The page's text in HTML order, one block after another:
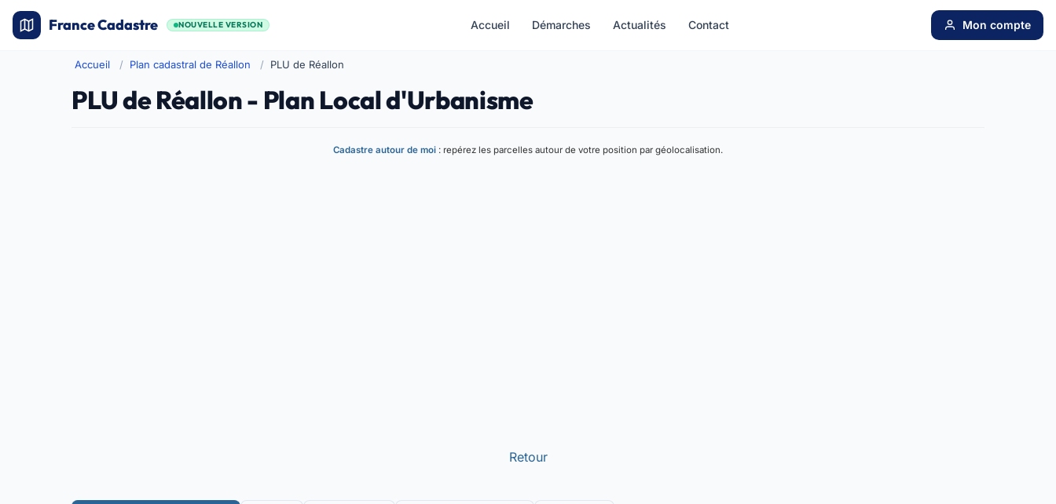
France Cadastre NOUVELLE VERSION Accueil Démarches Actualités Contact Mon compte
Accueil Plan cadastral de Réallon PLU de Réallon
PLU de Réallon - Plan Local d'Urbanisme
Cadastre autour de moi : repérez les parcelles autour de votre position par géolocalisation.
Retour